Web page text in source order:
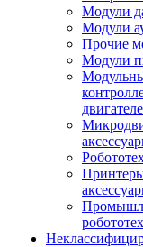
Модули
Модули
Прочие
Модули